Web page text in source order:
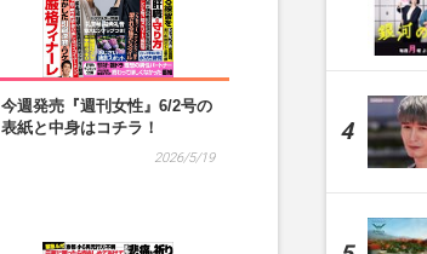
今週発売『週刊女性』6/2号の
表紙と中身はコチラ！
2026/5/19